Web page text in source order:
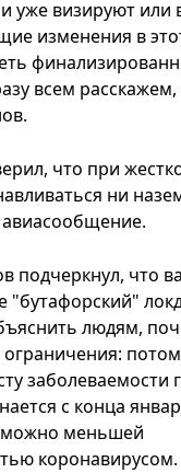
уже визируют или
изменения в
всем расскажем,
что при
ни
подчеркнул, что
"бутафорский"
людям,
заболеваемости
с конца
можно меньшей
коронавирусом.